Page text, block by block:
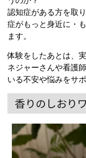
認知症がある方を取
症がもっと身近に・
ます。
体験をしたあとは、
ネジャーさんや看護
いる不安や悩みをサ
香りのしおり